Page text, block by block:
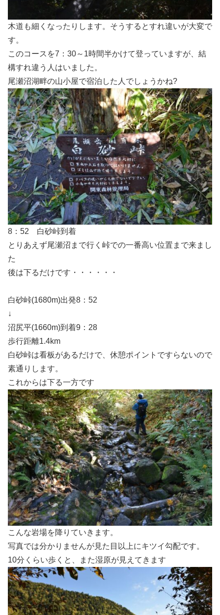
木道も細くなったりします。そうするとすれ違いが大変で
す。
このコースを7：30～1時間半かけて登っていますが、結
構すれ違う人はいました。
尾瀬沼湖畔の山小屋で宿泊した人でしょうかね?
8：52 白砂峠到着
とりあえず尾瀬沼まで行く峠での一番高い位置まで来まし
た
後は下るだけです・・・・・・
白砂峠(1680m)出発8：52
↓
沼尻平(1660m)到着9：28
歩行距離1.4km
白砂峠は看板があるだけで、休憩ポイントですらないので
素通りします。
これからは下る一方です
こんな岩場を降りていきます。
写真では分かりませんが見た目以上にキツイ勾配です。
10分くらい歩くと、また湿原が見えてきます